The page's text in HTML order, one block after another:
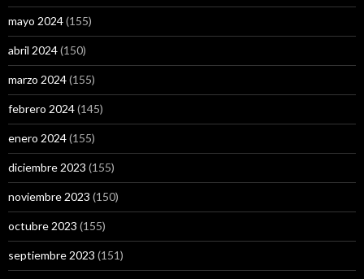
mayo 2024(155)
abril 2024(150)
marzo 2024(155)
febrero 2024(145)
enero 2024(155)
diciembre 2023 (155)
noviembre 2023 (150)
octubre 2023 (155)
septiembre 2023 (151)